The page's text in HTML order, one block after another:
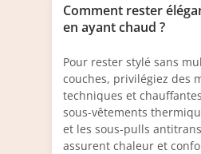
Comment rester
en ayant chaud ?
Pour rester stylé sans
couches, privilégiez des
techniques et
sous-vêtements
et les sous-pulls
assurent chaleur et